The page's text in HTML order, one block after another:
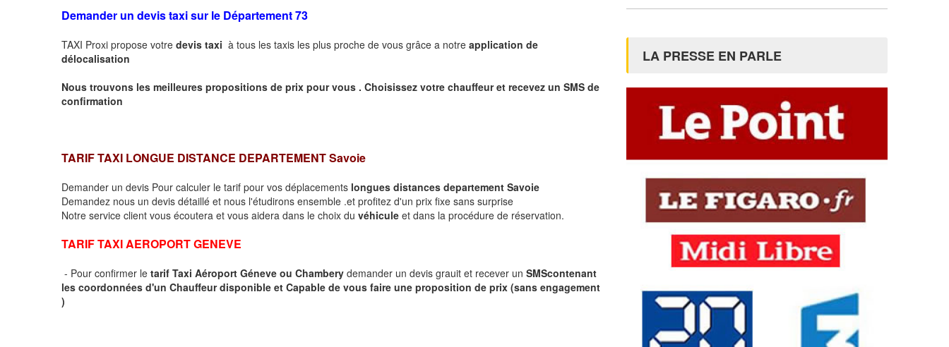
Demander un devis taxi sur le Département 73
TAXI Proxi propose votre devis taxi à tous les taxis les plus proche de vous grâce a notre application de
délocalisation
Nous trouvons les meilleures propositions de prix pour vous . Choisissez votre chauffeur et recevez un SMS de
confirmation
TARIF TAXI LONGUE DISTANCE DEPARTEMENTSavoie
Demander un devis Pour calculer le tarif pour vos déplacements longues distances departement Savoie
Demandez nous un devis détaillé et nous l'étudirons ensemble .et profitez d'un prix fixe sans surprise
Notre service client vous écoutera et vous aidera dans le choix du véhicule et dans la procédure de réservation.
TARIF TAXI AEROPORT GENEVE
- Pour confirmer le tarif Taxi Aéroport Géneve ou Chambery demander un devis grauit et recever un SMScontenant
les coordonnées d'un Chauffeur disponible et Capable de vous faire une proposition de prix (sans engagement
)
LA PRESSE EN PARLE